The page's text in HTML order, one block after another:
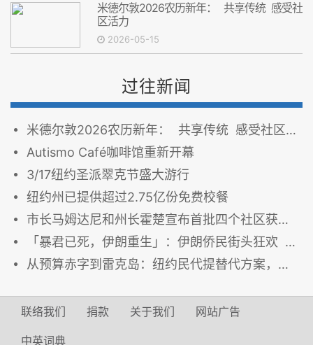
米德尔敦2026农历新年： 共享传统 感受社
区活力
2026-05-15
过往新闻
米德尔敦2026农历新年： 共享传统 感受社区活力
Autismo Café咖啡馆重新开幕
3/17纽约圣派翠克节盛大游行
纽约州已提供超过2.75亿份免费校餐
市长马姆达尼和州长霍楚宣布首批四个社区获得免费2-K学前班名额
「暴君已死，伊朗重生」：伊朗侨民街头狂欢 纽约加强反恐安保
从预算赤字到雷克岛：纽约民代提替代方案，反对激进税改
联络我们 捐款 关于我们 网站广告
中英词典